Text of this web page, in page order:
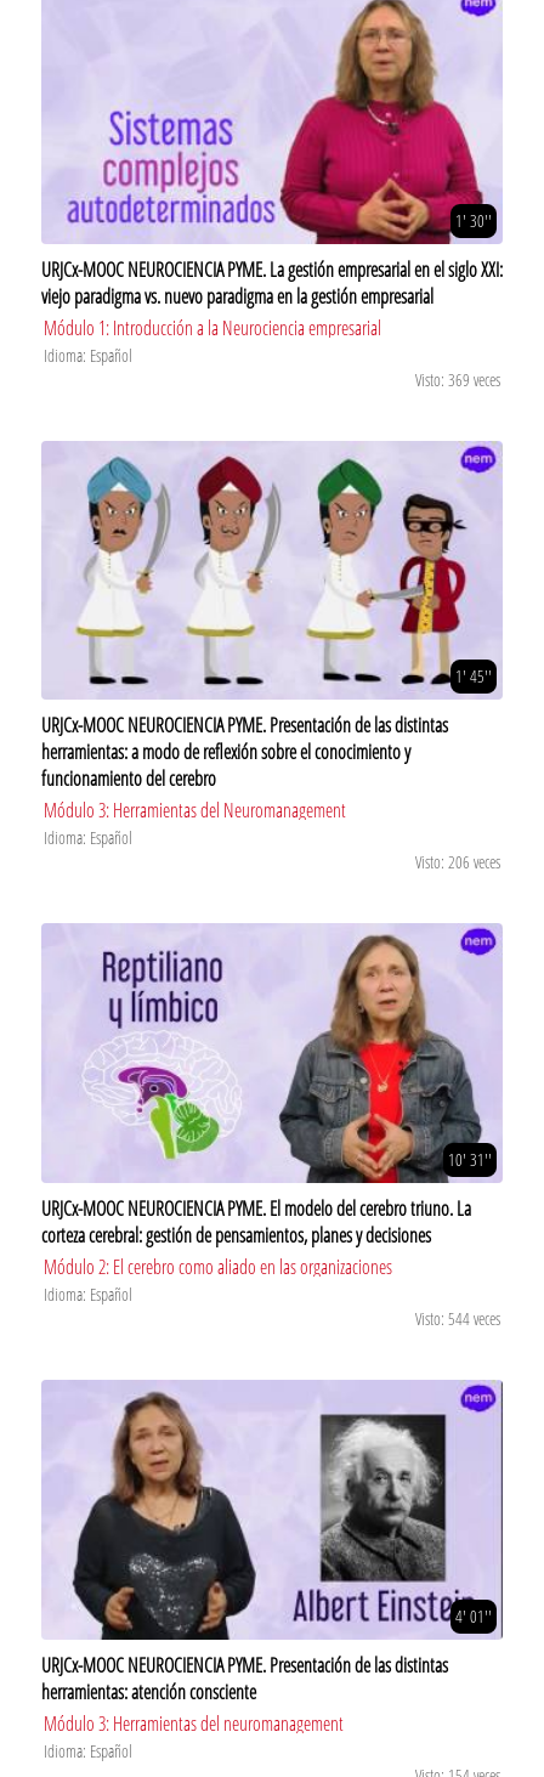
1' 30''
URJCx-MOOC NEUROCIENCIA PYME. La gestión empresarial en el siglo XXI:
viejo paradigma vs. nuevo paradigma en la gestión empresarial
Módulo 1: Introducción a la Neurociencia empresarial
Idioma: Español
Visto: 369 veces
1' 45''
URJCx-MOOC NEUROCIENCIA PYME. Presentación de las distintas
herramientas: a modo de reflexión sobre el conocimiento y
funcionamiento del cerebro
Módulo 3: Herramientas del Neuromanagement
Idioma: Español
Visto: 206 veces
10' 31''
URJCx-MOOC NEUROCIENCIA PYME. El modelo del cerebro triuno. La
corteza cerebral: gestión de pensamientos, planes y decisiones
Módulo 2: El cerebro como aliado en las organizaciones
Idioma: Español
Visto: 544 veces
4' 01''
URJCx-MOOC NEUROCIENCIA PYME. Presentación de las distintas
herramientas: atención consciente
Módulo 3: Herramientas del neuromanagement
Idioma: Español